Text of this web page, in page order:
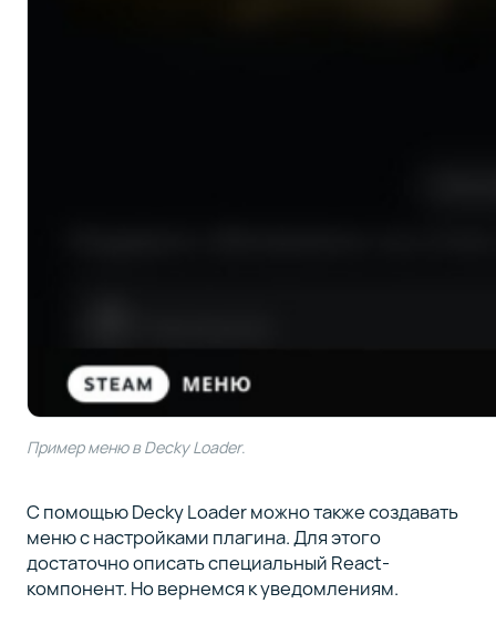
Пример меню в Decky Loader.
С помощью Decky Loader можно также создавать
меню с настройками плагина. Для этого
достаточно описать специальный React-
компонент. Но вернемся к уведомлениям.